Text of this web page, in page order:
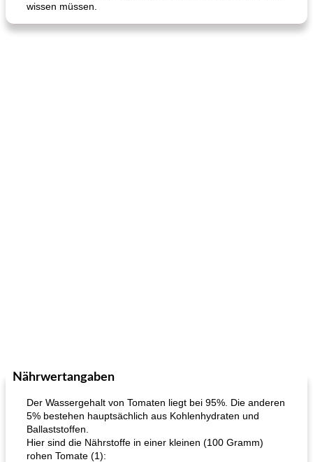
wissen müssen.
Nährwertangaben
Der Wassergehalt von Tomaten liegt bei 95%. Die anderen
5% bestehen hauptsächlich aus Kohlenhydraten und
Ballaststoffen.
Hier sind die Nährstoffe in einer kleinen (100 Gramm)
rohen Tomate (1):